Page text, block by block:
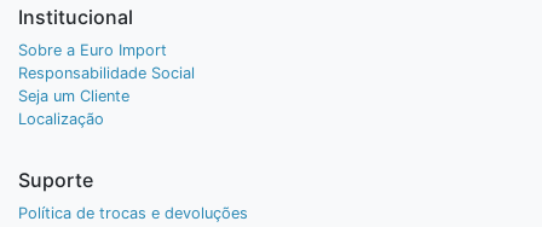
Institucional
Sobre a Euro Import
Responsabilidade Social
Seja um Cliente
Localização
Suporte
Política de trocas e devoluções